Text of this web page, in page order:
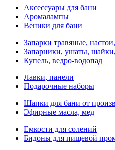
Аксессуары для бани
Аромалампы
Веники для бани
Запарки травяные,
Запарники, ушаты,
Купель, ведро-водопад
Лавки, панели
Подарочные наборы
Шапки для бани от
Эфирные масла, мед
Емкости для солений
Бидоны для пищевой